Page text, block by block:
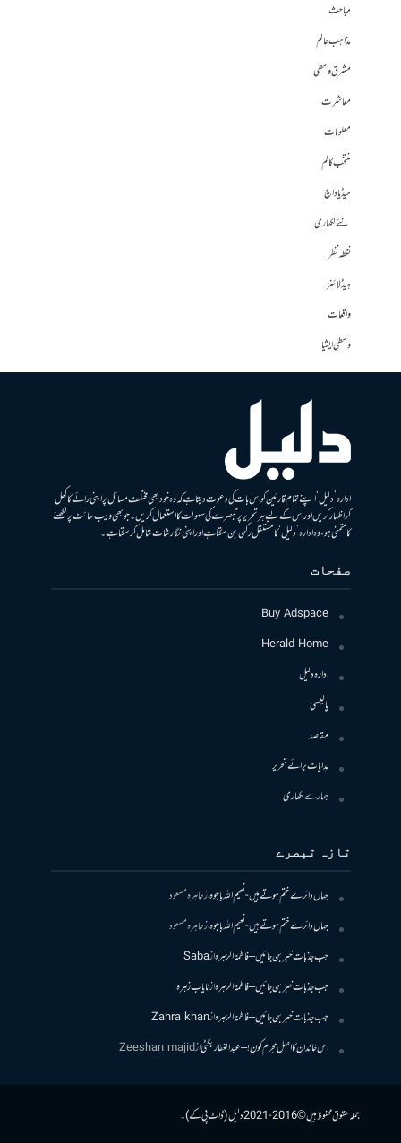
مباحث
مذاہب عالم
مشرق وسطی
معاشرت
معلومات
منتخب کالم
میڈیا واچ
نئے لکھاری
نقطہ نظر
ہیڈلائنز
واقعات
وسطی ایشیا
ادارہ ’دلیل‘ اپنے تمام قارئین کو اس بات کی دعوت دیتا ہے کہ وہ خود بھی مختلف مسائل پر اپنی رائے کا کھل
کر اظہار کریں اور اس کے لیے ہر تحریر پر تبصرے کی سہولت کا استعمال کریں۔ جو بھی ویب سائٹ پر لکھنے
کا متمنی ہو، وہ ادارہ ’دلیل‘ کا مستقل رکن بن سکتا ہے اور اپنی نگارشات شامل کرسکتا ہے۔
صفحات
Buy Adspace
Herald Home
ادارہ دلیل
پالیسی
مقاصد
ہدایات برائے تحریر
ہمارے لکھاری
تازہ تبصرے
جہاں دائرے ختم ہوتے ہیں- نعیم اللہ باجوہازطاہرہ مسعود
جہاں دائرے ختم ہوتے ہیں- نعیم اللہ باجوہازطاہرہ مسعود
جب جذبات خبر بن جائیں – فاطمۃالزہرہازSaba
جب جذبات خبر بن جائیں – فاطمۃالزہرہازنایاب زہرہ
جب جذبات خبر بن جائیں – فاطمۃالزہرہازZahra khan
اس خاندان کا اصل مجرم کون! – عبدالغفار بگٹیازZeeshan majid
جملہ حقوق محفوظ ہیں © 2016-2021 دلیل (ڈاٹ پی کے)۔